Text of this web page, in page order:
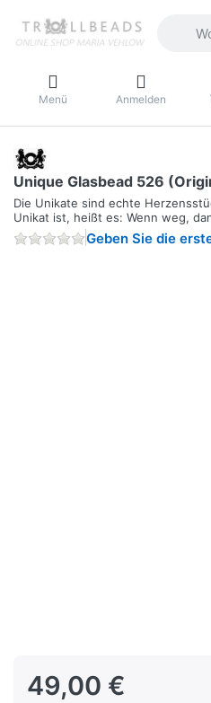
Menü Anmelden
Unique Glasbead 526
Die Unikate sind echte
Unikat ist, heißt es: Wenn weg,
Geben Sie die
49,00 €